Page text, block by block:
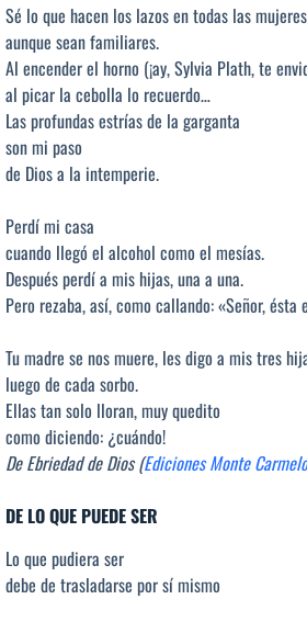
Sé lo que hacen los lazos en todas las mujeres
aunque sean familiares.
Al encender el horno (¡ay, Sylvia Plath, te
al picar la cebolla lo recuerdo…
Las profundas estrías de la garganta
son mi paso
de Dios a la intemperie.
Perdí mi casa
cuando llegó el alcohol como el mesías.
Después perdí a mis hijas, una a una.
Pero rezaba, así, como callando: «Señor, ésta
Tu madre se nos muere, les digo a mis tres
luego de cada sorbo.
Ellas tan solo lloran, muy quedito
como diciendo: ¿cuándo!
De Ebriedad de Dios (Ediciones Monte Carmelo
DE LO QUE PUEDE SER
Lo que pudiera ser
debe de trasladarse por sí mismo